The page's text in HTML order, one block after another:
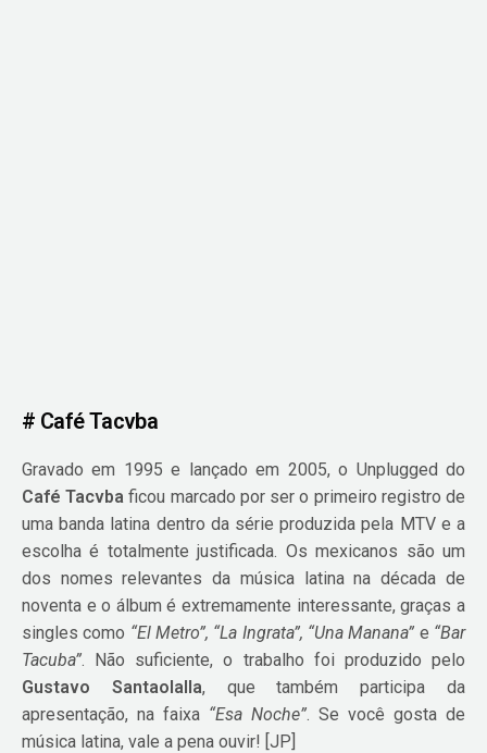
# Café Tacvba
Gravado em 1995 e lançado em 2005, o Unplugged do
Café Tacvba ficou marcado por ser o primeiro registro de
uma banda latina dentro da série produzida pela MTV e a
escolha é totalmente justificada. Os mexicanos são um
dos nomes relevantes da música latina na década de
noventa e o álbum é extremamente interessante, graças a
singles como “El Metro”, “La Ingrata”, “Una Manana” e “Bar
Tacuba”. Não suficiente, o trabalho foi produzido pelo
Gustavo Santaolalla, que também participa da
apresentação, na faixa “Esa Noche”. Se você gosta de
música latina, vale a pena ouvir! [JP]